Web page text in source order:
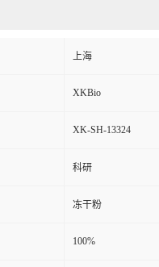
上海
XKBio
XK-SH-13324
科研
冻干粉
100%